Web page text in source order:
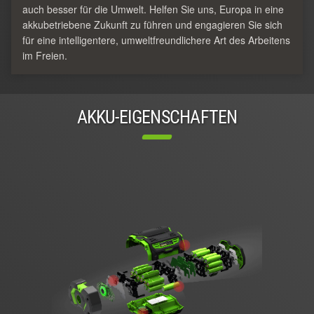
auch besser für die Umwelt. Helfen Sie uns, Europa in eine
akkubetriebene Zukunft zu führen und engagieren Sie sich
für eine intelligentere, umweltfreundlichere Art des Arbeitens
im Freien.
AKKU-EIGENSCHAFTEN